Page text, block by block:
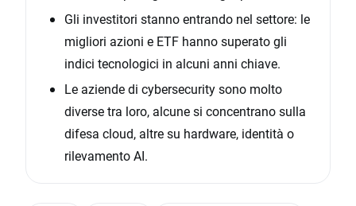
Gli investitori stanno entrando nel settore: le
migliori azioni e ETF hanno superato gli
indici tecnologici in alcuni anni chiave.
Le aziende di cybersecurity sono molto
diverse tra loro, alcune si concentrano sulla
difesa cloud, altre su hardware, identità o
rilevamento AI.